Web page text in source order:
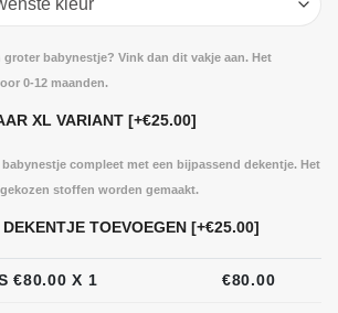
groter babynestje? Vink dan dit vakje aan. Het
0-12 maanden.
XL VARIANT [+€25.00]
babynestje compleet met een bijpassend dekentje. Het
stoffen worden gemaakt.
TOEVOEGEN [+€25.00]
€80.00 X 1 €80.00